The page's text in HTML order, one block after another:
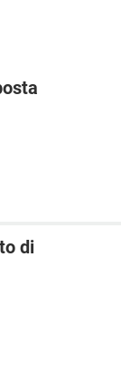
di